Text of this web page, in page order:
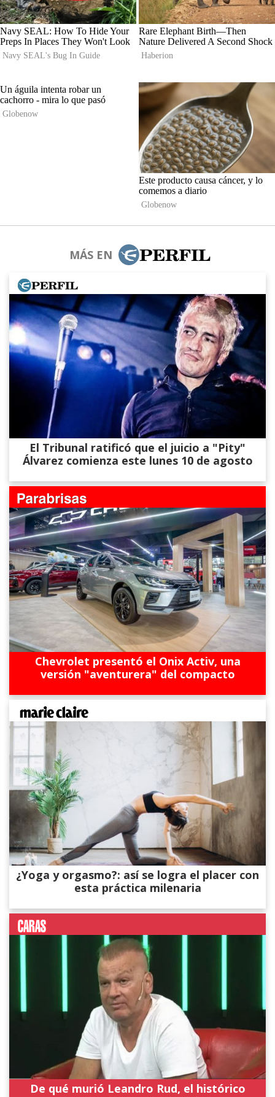
MÁS EN
El Tribunal ratificó que el juicio a "Pity"
Álvarez comienza este lunes 10 de agosto
Chevrolet presentó el Onix Activ, una
versión "aventurera" del compacto
¿Yoga y orgasmo?: así se logra el placer con
esta práctica milenaria
De qué murió Leandro Rud, el histórico